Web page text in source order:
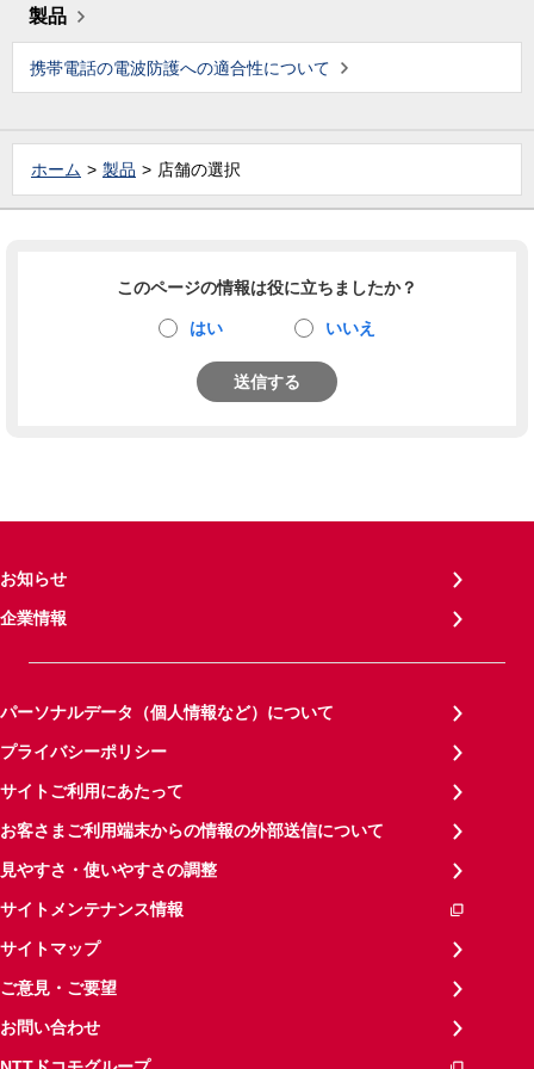
製品
携帯電話の電波防護への適合性について
ホーム 製品 店舗の選択
このページの情報は役に立ちましたか？
はい いいえ
送信する
お知らせ
企業情報
パーソナルデータ（個人情報など）について
プライバシーポリシー
サイトご利用にあたって
お客さまご利用端末からの情報の外部送信について
見やすさ・使いやすさの調整
サイトメンテナンス情報
サイトマップ
ご意見・ご要望
お問い合わせ